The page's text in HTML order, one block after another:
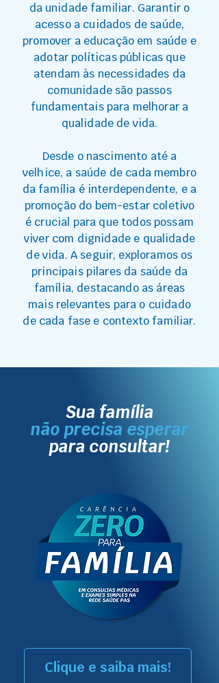
da unidade familiar. Garantir o
acesso a cuidados de saúde,
promover a educação em saúde e
adotar políticas públicas que
atendam às necessidades da
comunidade são passos
fundamentais para melhorar a
qualidade de vida.
Desde o nascimento até a
velhice, a saúde de cada membro
da família é interdependente, e a
promoção do bem-estar coletivo
é crucial para que todos possam
viver com dignidade e qualidade
de vida. A seguir, exploramos os
principais pilares da saúde da
família, destacando as áreas
mais relevantes para o cuidado
de cada fase e contexto familiar.
Sua família
não precisa esperar
para consultar!
Clique e saiba mais!